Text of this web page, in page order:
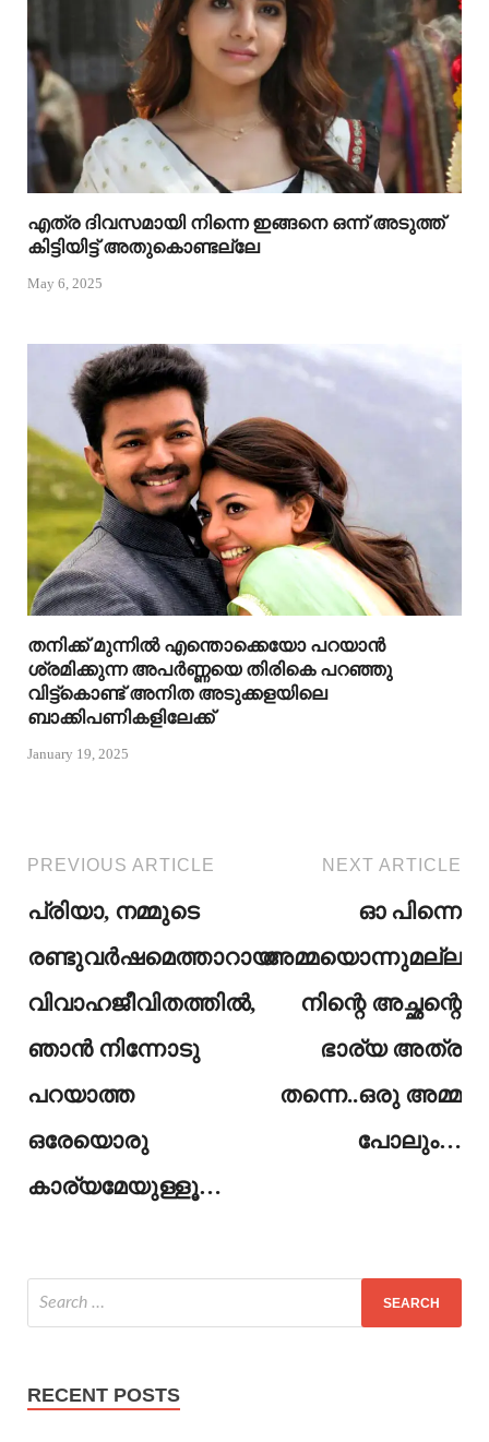
എത്ര ദിവസമായി നിന്നെ ഇങ്ങനെ ഒന്ന് അടുത്ത്
കിട്ടിയിട്ട് അതുകൊണ്ടല്ലേ
May 6, 2025
തനിക്ക് മുന്നിൽ എന്തൊക്കെയോ പറയാൻ
ശ്രമിക്കുന്ന അപർണ്ണയെ തിരികെ പറഞ്ഞു
വിട്ട്കൊണ്ട് അനിത അടുക്കളയിലെ
ബാക്കിപണികളിലേക്ക്
January 19, 2025
PREVIOUS ARTICLE
പ്രിയാ, നമ്മുടെ
രണ്ടുവർഷമെത്താറായ
വിവാഹജീവിതത്തിൽ,
ഞാൻ നിന്നോടു
പറയാത്ത
ഒരേയൊരു
കാര്യമേയുള്ളൂ…
NEXT ARTICLE
ഓ പിന്നെ
അമ്മയൊന്നുമല്ല
നിന്റെ അച്ഛന്റെ
ഭാര്യ അത്ര
തന്നെ..ഒരു അമ്മ
പോലും…
RECENT POSTS